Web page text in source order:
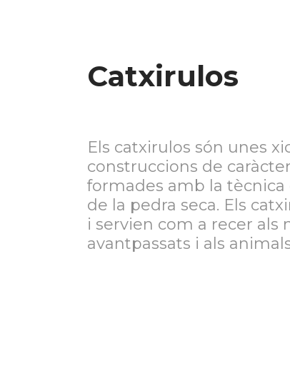
Catxirulos
Els catxirulos són unes
construccions de
formades amb la tècnica
de la pedra seca. Els
i servien com a recer als
avantpassats i als